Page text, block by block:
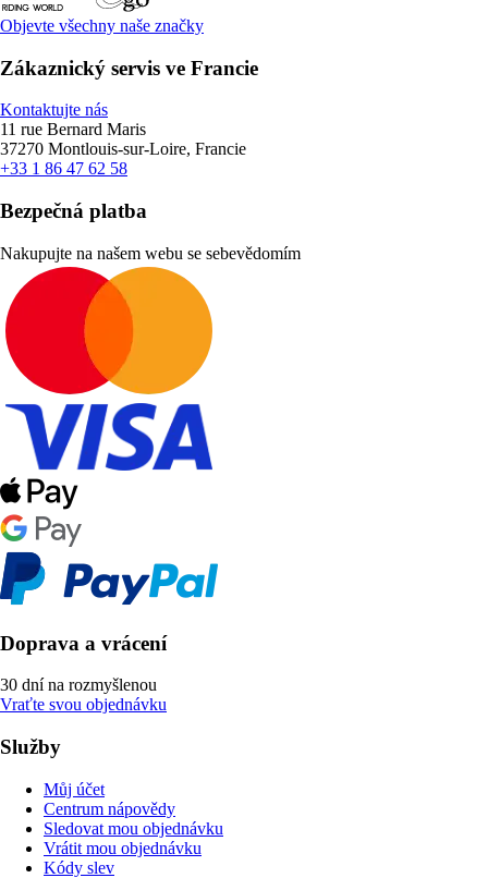
Objevte všechny naše značky
Zákaznický servis ve Francie
Kontaktujte nás
11 rue Bernard Maris
37270 Montlouis-sur-Loire, Francie
+33 1 86 47 62 58
Bezpečná platba
Nakupujte na našem webu se sebevědomím
Doprava a vrácení
30 dní na rozmyšlenou
Vraťte svou objednávku
Služby
Můj účet
Centrum nápovědy
Sledovat mou objednávku
Vrátit mou objednávku
Kódy slev